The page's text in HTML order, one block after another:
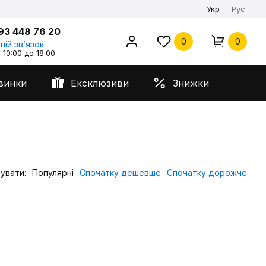
Укр Рус
448 76 20
звʼязок
до 18:00
0 0
Ексклюзиви Знижки
Популярні Спочатку дешевше Спочатку дорожче